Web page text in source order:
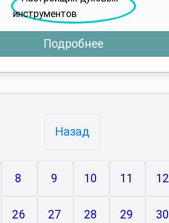
Подробнее
Назад
8 9 10 11 12
26 27 28 29 30